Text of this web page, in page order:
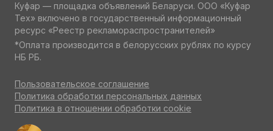
Куфар — площадка объявлений Беларуси. ООО «Куфар
Тех» включено в государственный информационный
ресурс «Реестр рекламораспространителей»
*Оплата производится в белорусских рублях по курсу
НБ РБ.
Пользовательское соглашение
Политика обработки персональных данных
Политика в отношении обработки cookie